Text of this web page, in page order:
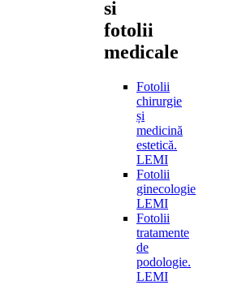
si
fotolii
medicale
Fotolii
chirurgie
și
medicină
estetică.
LEMI
Fotolii
ginecologie
LEMI
Fotolii
tratamente
de
podologie.
LEMI